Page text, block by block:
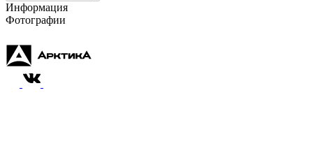
Информация
Фотографии